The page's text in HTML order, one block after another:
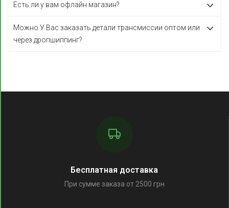
Есть ли у вам офлайн магазин?
Можно У Вас заказать детали трансмиссии оптом или
через дропшиппинг?
Бесплатная доставка
При сумме заказа от 2500 грн